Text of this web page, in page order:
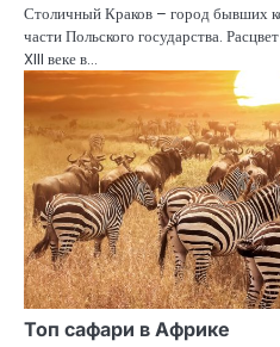
Столичный Краков – город бывших
части Польского государства.
XIII веке в…
Топ сафари в Африке